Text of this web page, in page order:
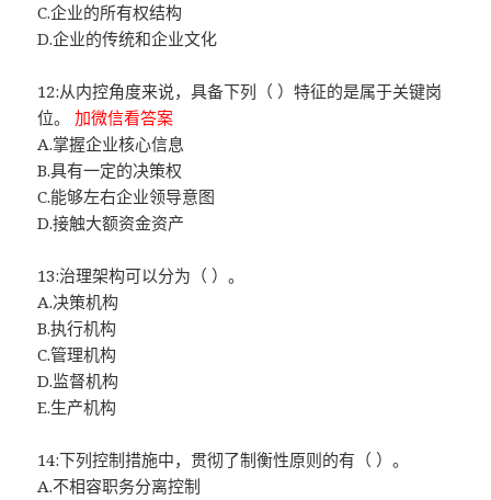
C.企业的所有权结构
D.企业的传统和企业文化
12:从内控角度来说，具备下列（ ）特征的是属于关键岗
位。加微信看答案
A.掌握企业核心信息
B.具有一定的决策权
C.能够左右企业领导意图
D.接触大额资金资产
13:治理架构可以分为（ ）。
A.决策机构
B.执行机构
C.管理机构
D.监督机构
E.生产机构
14:下列控制措施中，贯彻了制衡性原则的有（ ）。
A.不相容职务分离控制